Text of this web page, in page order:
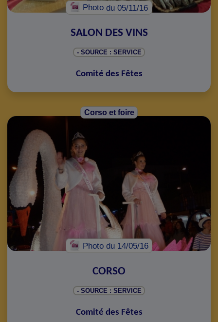
Photodu 05/11/16
SALON DES VINS
- SOURCE : SERVICE
Comité des Fêtes
Corso et foire
Photo du 14/05/16
CORSO
- SOURCE : SERVICE
Comité des Fêtes